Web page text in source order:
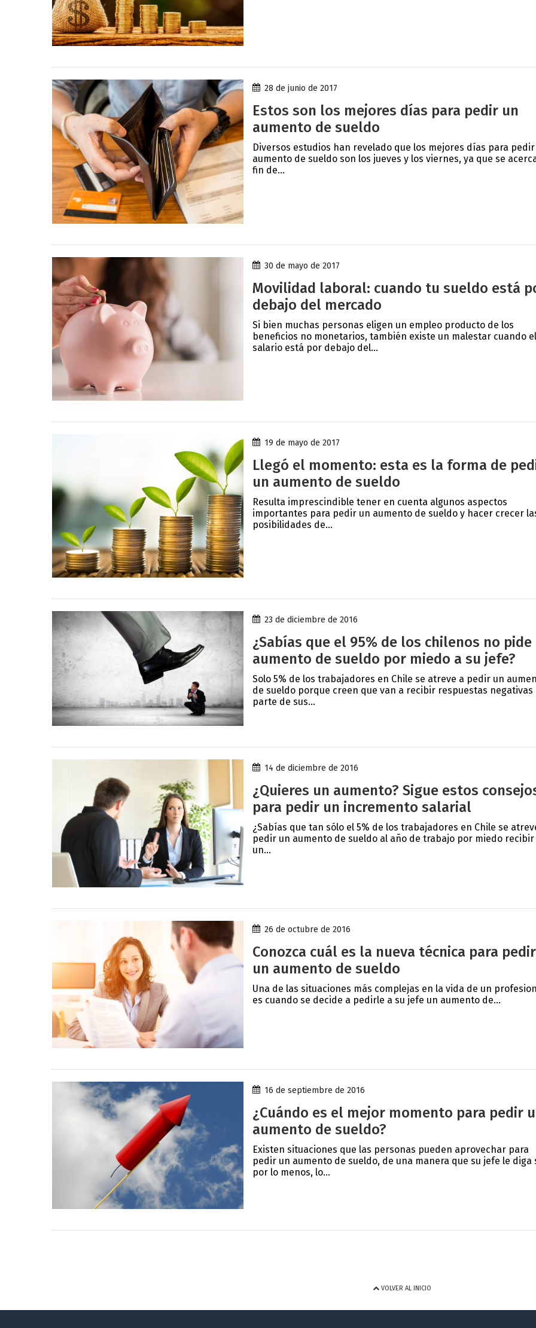
28 de junio de 2017
Estos son los mejores días para pedir un
aumento de sueldo
Diversos estudios han revelado que los mejores días para
aumento de sueldo son los jueves y los viernes, ya que se
fin de...
30 de mayo de 2017
Movilidad laboral: cuando tu sueldo está
debajo del mercado
Si bien muchas personas eligen un empleo producto de los
beneficios no monetarios, también existe un malestar cuando el
salario está por debajo del...
19 de mayo de 2017
Llegó el momento: esta es la forma de
un aumento de sueldo
Resulta imprescindible tener en cuenta algunos aspectos
importantes para pedir un aumento de sueldo y hacer crecer
posibilidades de...
23 de diciembre de 2016
¿Sabías que el 95% de los chilenos no pide
aumento de sueldo por miedo a su jefe?
Solo 5% de los trabajadores en Chile se atreve a pedir un
de sueldo porque creen que van a recibir respuestas negativas
parte de sus...
14 de diciembre de 2016
¿Quieres un aumento? Sigue estos
para pedir un incremento salarial
¿Sabías que tan sólo el 5% de los trabajadores en Chile se
pedir un aumento de sueldo al año de trabajo por miedo recibir
un...
26 de octubre de 2016
Conozca cuál es la nueva técnica para pedir
un aumento de sueldo
Una de las situaciones más complejas en la vida de un
es cuando se decide a pedirle a su jefe un aumento de...
16 de septiembre de 2016
¿Cuándo es el mejor momento para pedir
aumento de sueldo?
Existen situaciones que las personas pueden aprovechar para
pedir un aumento de sueldo, de una manera que su jefe le diga
por lo menos, lo...
VOLVER AL INICIO